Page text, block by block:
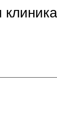
клиника